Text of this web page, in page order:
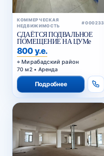
КОММЕРЧЕСКАЯ
НЕДВИЖИМОСТЬ
#000233
СДАЁТСЯ ПОДВАЛЬНОЕ
ПОМЕЩЕНИЕ НА ЦУМе
800 у.е.
Мирабадский район
70 м2 • Аренда
Подробнее